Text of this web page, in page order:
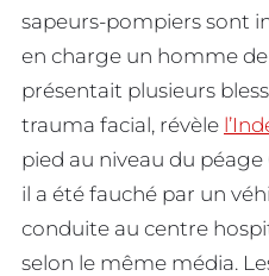
sapeurs-pompiers sont
en charge un homme de
présentait plusieurs
trauma facial, révèle
pied au niveau du
il a été fauché par un
conduite au centre
selon le même média.